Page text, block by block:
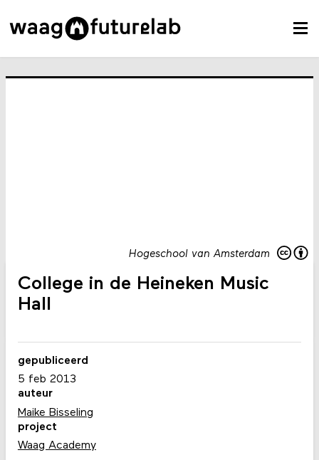
Hogeschool van Amsterdam
College in de Heineken Music
Hall
gepubliceerd
5 feb 2013
auteur
Maike Bisseling
project
Waag Academy